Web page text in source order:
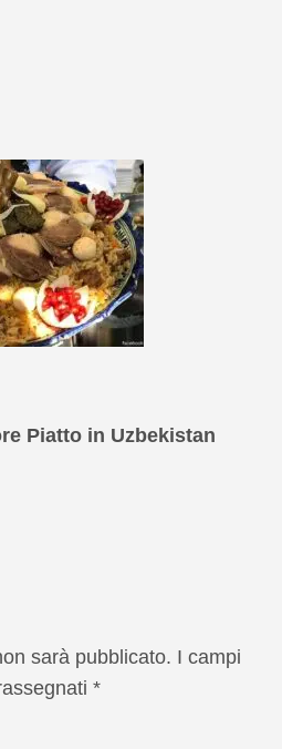
Piatto in Uzbekistan
sarà pubblicato. I campi
*